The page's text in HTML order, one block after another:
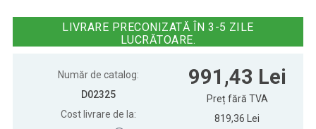
LIVRARE PRECONIZATĂ ÎN 3-5 ZILE
LUCRĂTOARE.
Număr de catalog:
D02325
Cost livrare de la:
991,43 Lei
Preț fără TVA
819,36 Lei